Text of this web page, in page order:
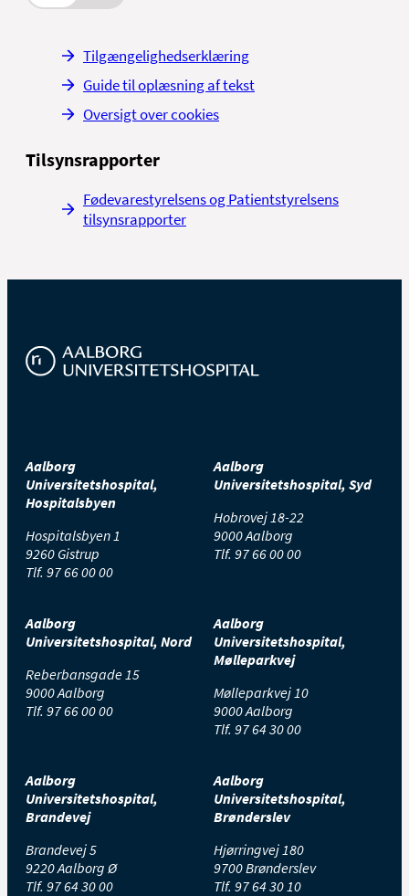
Tilgængelighedserklæring
Guide til oplæsning af tekst
Oversigt over cookies
Tilsynsrapporter
Fødevarestyrelsens og Patientstyrelsens
tilsynsrapporter
Aalborg
Universitetshospital,
Hospitalsbyen
Hospitalsbyen 1
9260 Gistrup
Tlf. 97 66 00 00
Aalborg
Universitetshospital, Syd
Hobrovej 18-22
9000 Aalborg
Tlf. 97 66 00 00
Aalborg
Universitetshospital, Nord
Reberbansgade 15
9000 Aalborg
Tlf. 97 66 00 00
Aalborg
Universitetshospital,
Mølleparkvej
Mølleparkvej 10
9000 Aalborg
Tlf. 97 64 30 00
Aalborg
Universitetshospital,
Brandevej
Brandevej 5
9220 Aalborg Ø
Tlf. 97 64 30 00
Aalborg
Universitetshospital,
Brønderslev
Hjørringvej 180
9700 Brønderslev
Tlf. 97 64 30 10